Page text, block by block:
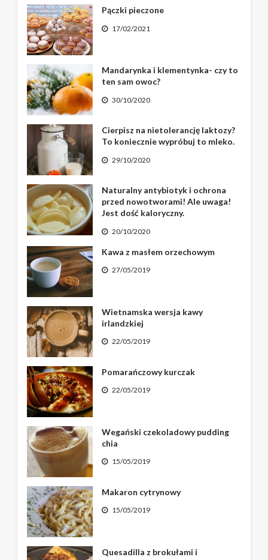
Pączki pieczone
17/02/2021
Mandarynka i klementynka- czy to
ten sam owoc?
30/10/2020
Cierpisz na nietolerancję laktozy?
To koniecznie wypróbuj to mleko.
29/10/2020
Naturalny antybiotyk i ochrona
przed nowotworami! Ale uwaga!
Jest dość kaloryczny.
20/10/2020
Kawa z masłem orzechowym
27/05/2019
Wietnamska wersja kawy
irlandzkiej
22/05/2019
Pomarańczowy kurczak
22/05/2019
Wegański czekoladowy pudding
chia
15/05/2019
Makaron cytrynowy
15/05/2019
Quesadilla z brokułami i